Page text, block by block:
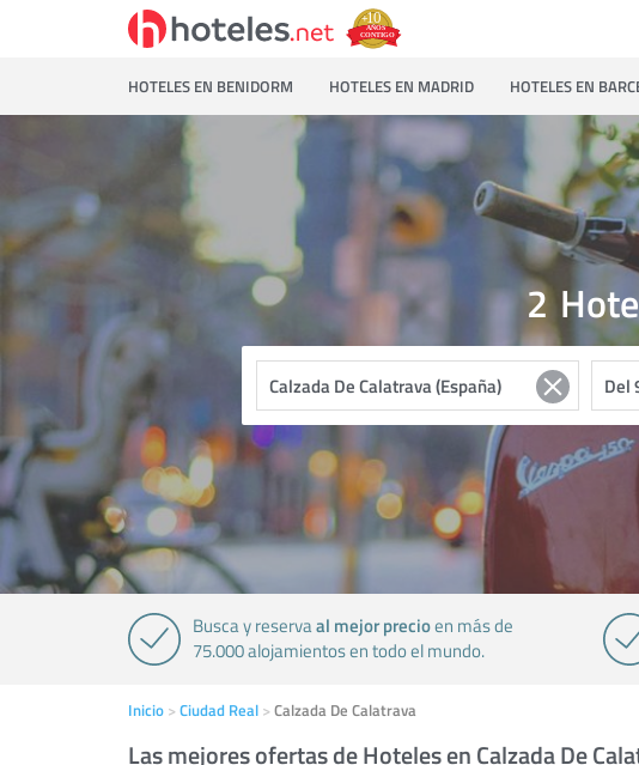
HOTELES EN BENIDORM HOTELES EN MADRID HOTELES EN
2
Busca y reservaal mejor precioen más de
75.000 alojamientos en todo el mundo.
Inicio Ciudad Real Calzada De Calatrava
Las mejores ofertas de Hoteles en Calzada De